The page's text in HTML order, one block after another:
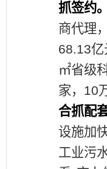
抓签约。
商代理
68.13亿
㎡省级
家， 10
合抓配套
设施加
工业污